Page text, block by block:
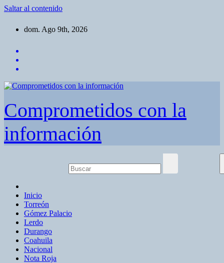
Saltar al contenido
dom. Ago 9th, 2026
Comprometidos con la
información
Inicio
Torreón
Gómez Palacio
Lerdo
Durango
Coahuila
Nacional
Nota Roja